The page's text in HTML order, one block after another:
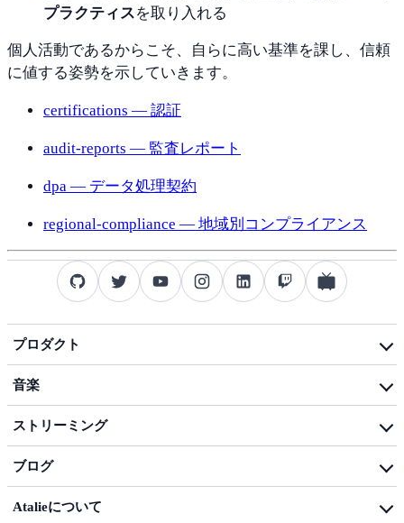
プラクティ スを取り入れる
個人活動であるから こそ、 自らに高い基準を課し、 信頼
に値する姿勢を示していき ます。
certifications — 認証
audit-reports — 監査レポート
dpa — データ処理契約
regional-compliance — 地域別 コンプライアンス
プロダクト
dotfiles
テクノロジー ブログ
音楽
ストリーミング
ライブ配信
ブログ
Atalieについて